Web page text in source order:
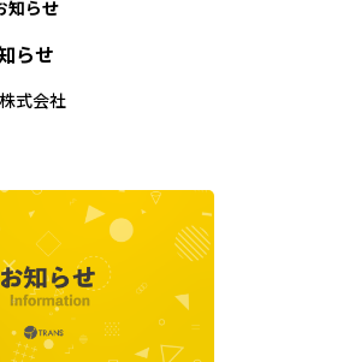
知らせ
らせ
式会社